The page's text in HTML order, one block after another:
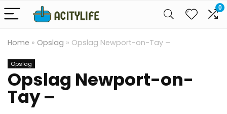
0
Home » Opslag » Opslag Newport-on-Tay –
Opslag
Opslag Newport-on-
Tay –